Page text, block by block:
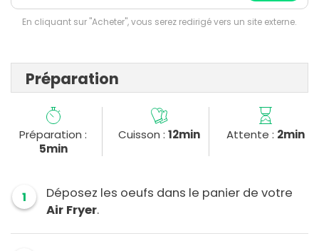
En cliquant sur "Acheter", vous serez redirigé vers un site externe.
Préparation
Préparation :
5min
Cuisson :12min Attente : 2min
1
Déposez les oeufs dans le panier de votre
Air Fryer.